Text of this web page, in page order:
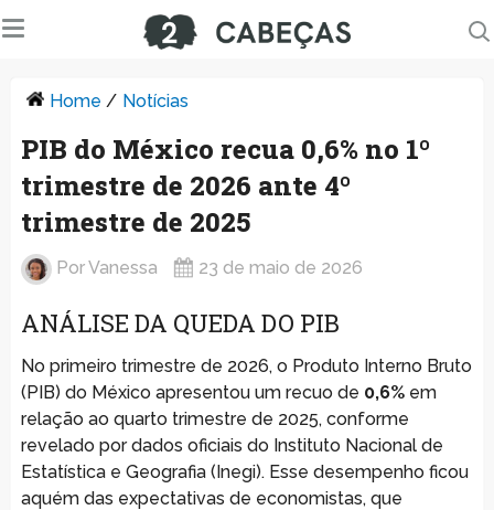
Home / Notícias
PIB do México recua 0,6% no 1º
trimestre de 2026 ante 4º
trimestre de 2025
PorVanessa 23 de maio de 2026
ANÁLISE DA QUEDA DO PIB
No primeiro trimestre de 2026, o Produto Interno Bruto
(PIB) do México apresentou um recuo de 0,6%em
relação ao quarto trimestre de 2025, conforme
revelado por dados oficiais do Instituto Nacional de
Estatística e Geografia (Inegi). Esse desempenho ficou
aquém das expectativas de economistas, que